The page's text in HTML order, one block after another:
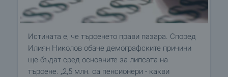
Истината е, че търсенето прави пазара. Според
Илиян Николов обаче демографските причини
ще бъдат сред основните за липсата на
търсене. „2,5 млн. са пенсионери - какви